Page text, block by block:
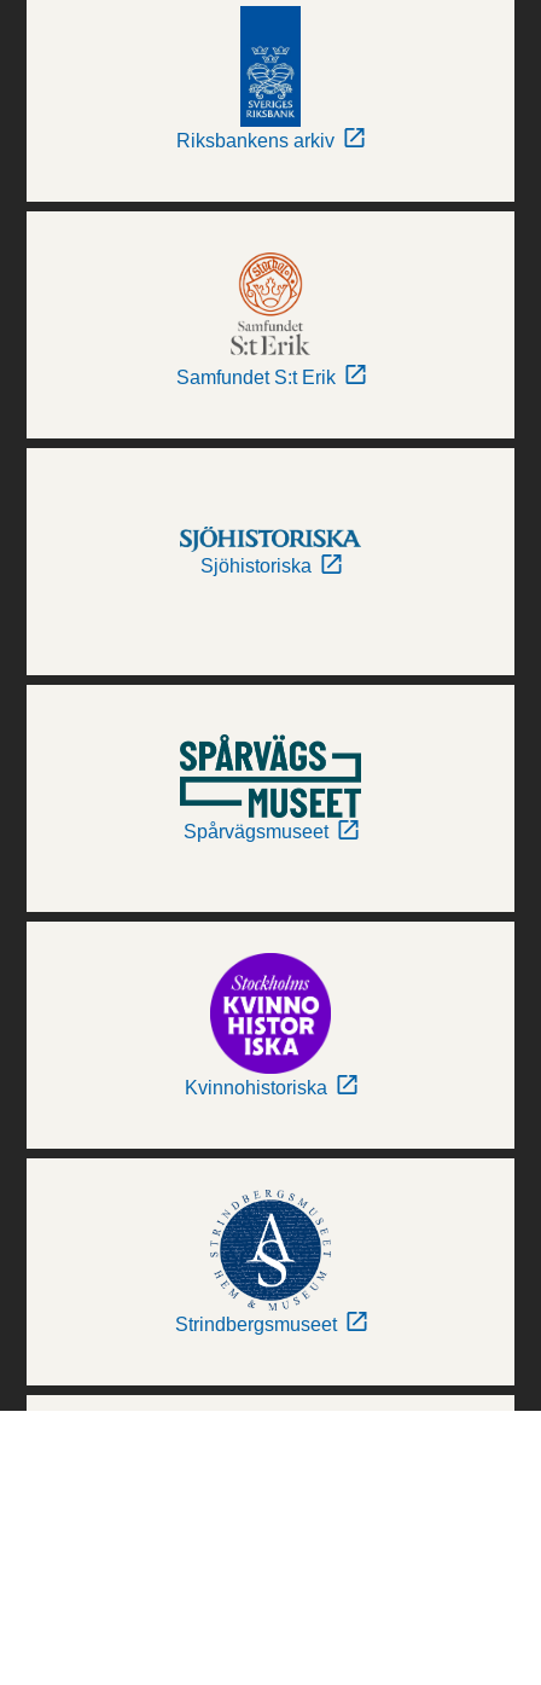
Riksbankens arkiv
Samfundet S:t Erik
Sjöhistoriska
Spårvägsmuseet
Kvinnohistoriska
Strindbergsmuseet